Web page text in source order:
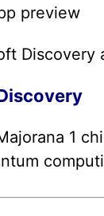
preview
Discovery
1